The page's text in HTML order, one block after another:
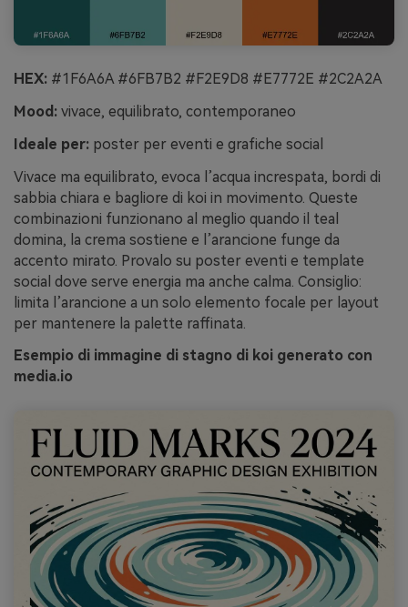
HEX: #1F6A6A #6FB7B2 #F2E9D8 #E7772E #2C2A2A
Mood: vivace, equilibrato, contemporaneo
Ideale per: poster per eventi e grafiche social
Vivace ma equilibrato, evoca l’acqua increspata, bordi di
sabbia chiara e bagliore di koi in movimento. Queste
combinazioni funzionano al meglio quando il teal
domina, la crema sostiene e l’arancione funge da
accento mirato. Provalo su poster eventi e template
social dove serve energia ma anche calma. Consiglio:
limita l’arancione a un solo elemento focale per layout
per mantenere la palette raffinata.
Esempio di immagine di stagno di koi generato con
media.io